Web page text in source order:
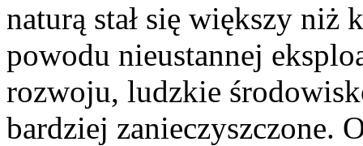
naturą stał się większy
powodu nieustannej
rozwoju, ludzkie
bardziej zanieczyszczone.